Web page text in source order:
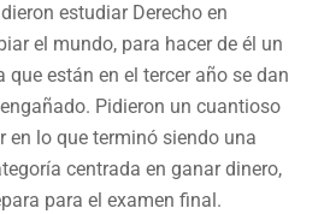
estudiar Derecho en
el mundo, para hacer de él un
que están en el tercer año se dan
Pidieron un cuantioso
en lo que terminó siendo una
centrada en ganar dinero,
para el examen final.